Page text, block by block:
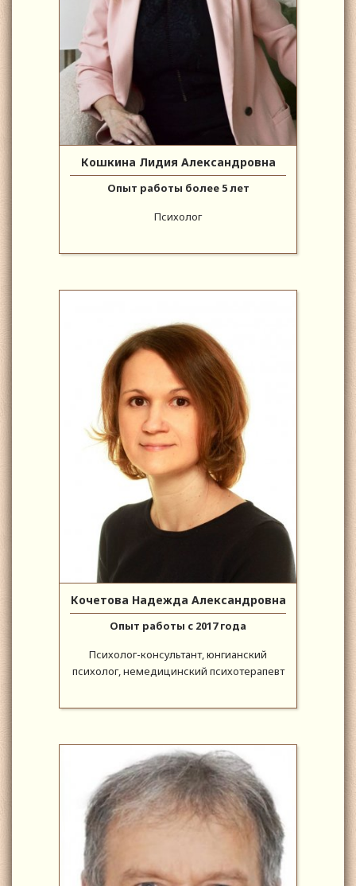
Кошкина Лидия Александровна
Опыт работы более 5 лет
Психолог
Кочетова Надежда Александровна
Опыт работы с 2017 года
Психолог-консультант, юнгианский
психолог, немедицинский психотерапевт